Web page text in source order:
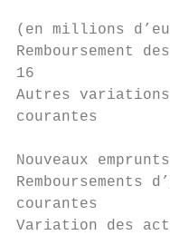
(en millions
Remboursement
16
Autres
courantes
Nouveaux
Remboursements
courantes
Variation des